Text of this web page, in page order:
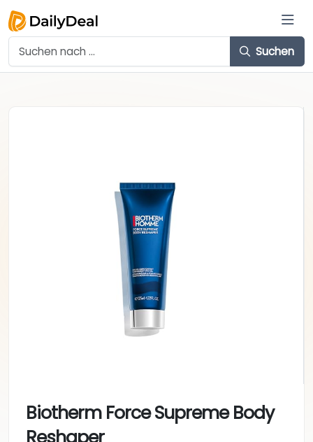
Suchen
Biotherm Force Supreme Body